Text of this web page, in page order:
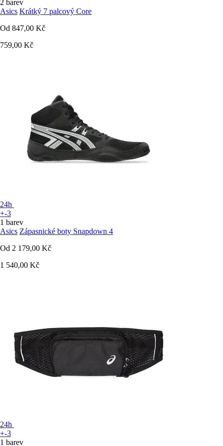
2 barev
Asics Krátký 7 palcový Core
Od 847,00 Kč
759,00 Kč
24h
+-3
1 barev
Asics Zápasnické boty Snapdown 4
Od 2 179,00 Kč
1 540,00 Kč
24h
+-3
1 barev